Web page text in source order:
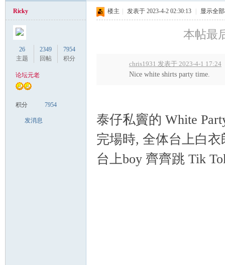
Ricky
26
主题
2349
回帖
7954
积分
论坛元老
积分 7954
发消息
楼主 发表于 2023-4-2 02:30:13 显示全
本帖最
chris1931 发表于 2023-4-1 17:24
Nice white shirts party time.
泰仔私竇的 White
完場時, 全体台上白
台上boy 齊齊跳 Tik